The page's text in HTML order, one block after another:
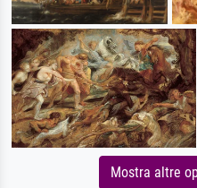
Mostra altre